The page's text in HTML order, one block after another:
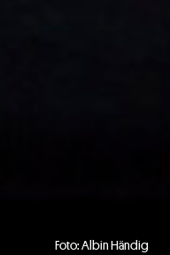
Foto: Albin Händig